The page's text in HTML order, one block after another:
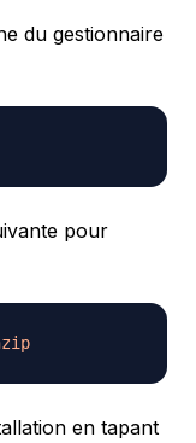
du gestionnaire
pour
en tapant